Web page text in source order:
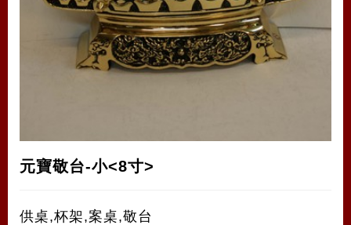
元寶敬台-小<8寸>
供桌,杯架,案桌,敬台